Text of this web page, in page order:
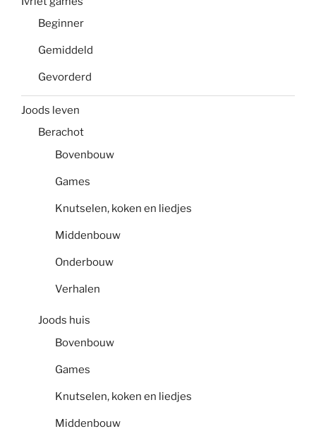
Beginner
Gemiddeld
Gevorderd
Joods leven
Berachot
Bovenbouw
Games
Knutselen, koken en liedjes
Middenbouw
Onderbouw
Verhalen
Joods huis
Bovenbouw
Games
Knutselen, koken en liedjes
Middenbouw